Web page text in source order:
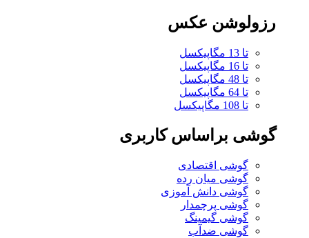
رزولوشن عکس
تا 13 مگاپیکسل
تا 16 مگاپیکسل
تا 48 مگاپیکسل
تا 64 مگاپیکسل
تا 108 مگاپیکسل
گوشی براساس کاربری
گوشی اقتصادی
گوشی میان رده
گوشی دانش آموزی
گوشی پرچمدار
گوشی گیمینگ
گوشی ضدآب